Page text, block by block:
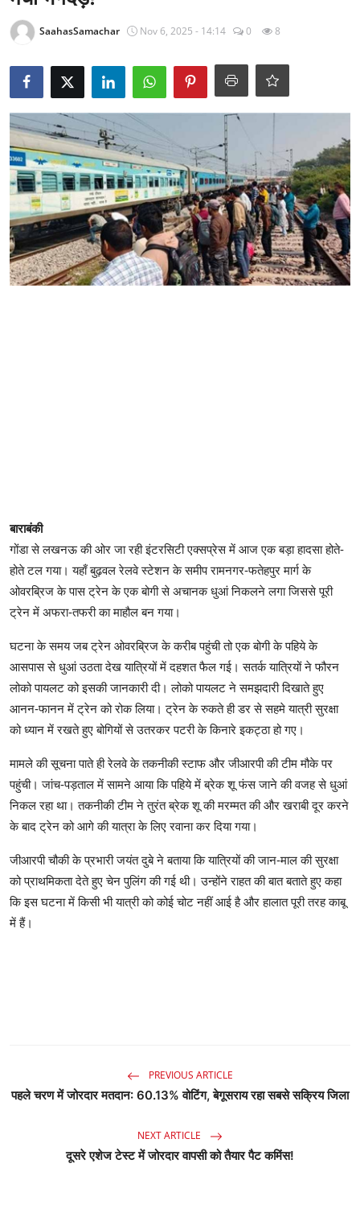
Epaper
धर्म
लाइफस्टाइल
टेक
SaahasSamachar Nov 6, 2025 - 14:14 0 8
बाराबंकी
गोंडा से लखनऊ की ओर जा रही इंटरसिटी एक्सप्रेस में आज एक बड़ा हादसा होते-
होते टल गया। यहाँ बुढ़वल रेलवे स्टेशन के समीप रामनगर-फतेहपुर मार्ग के
ओवरब्रिज के पास ट्रेन के एक बोगी से अचानक धुआं निकलने लगा जिससे पूरी
ट्रेन में अफरा-तफरी का माहौल बन गया।
घटना के समय जब ट्रेन ओवरब्रिज के करीब पहुंची तो एक बोगी के पहिये के
आसपास से धुआं उठता देख यात्रियों में दहशत फैल गई। सतर्क यात्रियों ने फौरन
लोको पायलट को इसकी जानकारी दी। लोको पायलट ने समझदारी दिखाते हुए
आनन-फानन में ट्रेन को रोक लिया। ट्रेन के रुकते ही डर से सहमे यात्री सुरक्षा
को ध्यान में रखते हुए बोगियों से उतरकर पटरी के किनारे इकट्ठा हो गए।
मामले की सूचना पाते ही रेलवे के तकनीकी स्टाफ और जीआरपी की टीम मौके पर
पहुंची। जांच-पड़ताल में सामने आया कि पहिये में ब्रेक शू फंस जाने की वजह से धुआं
निकल रहा था। तकनीकी टीम ने तुरंत ब्रेक शू की मरम्मत की और खराबी दूर करने
के बाद ट्रेन को आगे की यात्रा के लिए रवाना कर दिया गया।
जीआरपी चौकी के प्रभारी जयंत दुबे ने बताया कि यात्रियों की जान-माल की सुरक्षा
को प्राथमिकता देते हुए चेन पुलिंग की गई थी। उन्होंने राहत की बात बताते हुए कहा
कि इस घटना में किसी भी यात्री को कोई चोट नहीं आई है और हालात पूरी तरह काबू
में हैं।
PREVIOUS ARTICLE
पहले चरण में जोरदार मतदान: 60.13% वोटिंग, बेगूसराय रहा सबसे सक्रिय जिला
NEXT ARTICLE
दूसरे एशेज टेस्ट में जोरदार वापसी को तैयार पैट कमिंस!